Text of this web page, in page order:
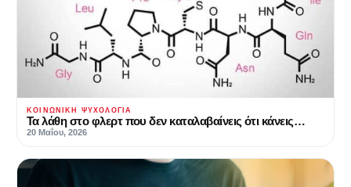
ΚΟΙΝΩΝΙΚΉ ΨΥΧΟΛΟΓΊΑ
Τα λάθη στο φλερτ που δεν καταλαβαίνεις ότι κάνεις…
20 Μαΐου, 2026